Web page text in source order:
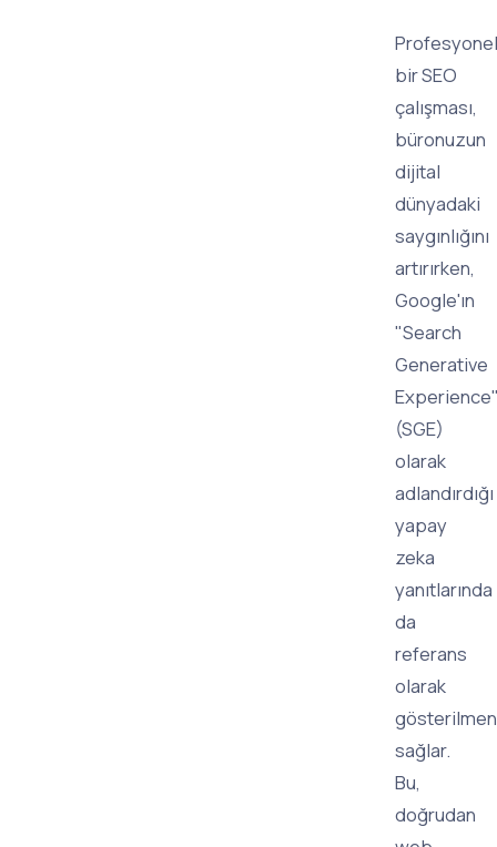
Profesyonel
bir SEO
çalışması,
büronuzun
dijital
dünyadaki
saygınlığını
artırırken,
Google'ın
"Search
Generative
(SGE)
olarak
adlandırdığı
yapay
zeka
yanıtlarında
da
referans
olarak
sağlar.
Bu,
doğrudan